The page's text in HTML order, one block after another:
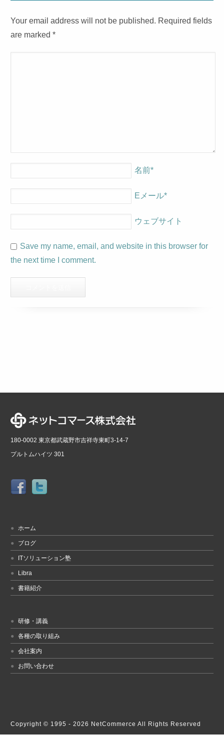
Your email address will not be published. Required fields
are marked*
名前*
Eメール*
ウェブサイト
Save my name, email, and website in this browser for
the next time I comment.
180-0002 東京都武蔵野市吉祥寺東町3-14-7
プルトムハイツ 301
ホーム
ブログ
ITソリューション塾
Libra
書籍紹介
研修・講義
各種の取り組み
会社案内
お問い合わせ
Copyright © 1995 -2026 NetCommerce All Rights Reserved